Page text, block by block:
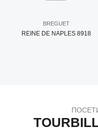
BREGUET
REINE DE NAPLES 8918